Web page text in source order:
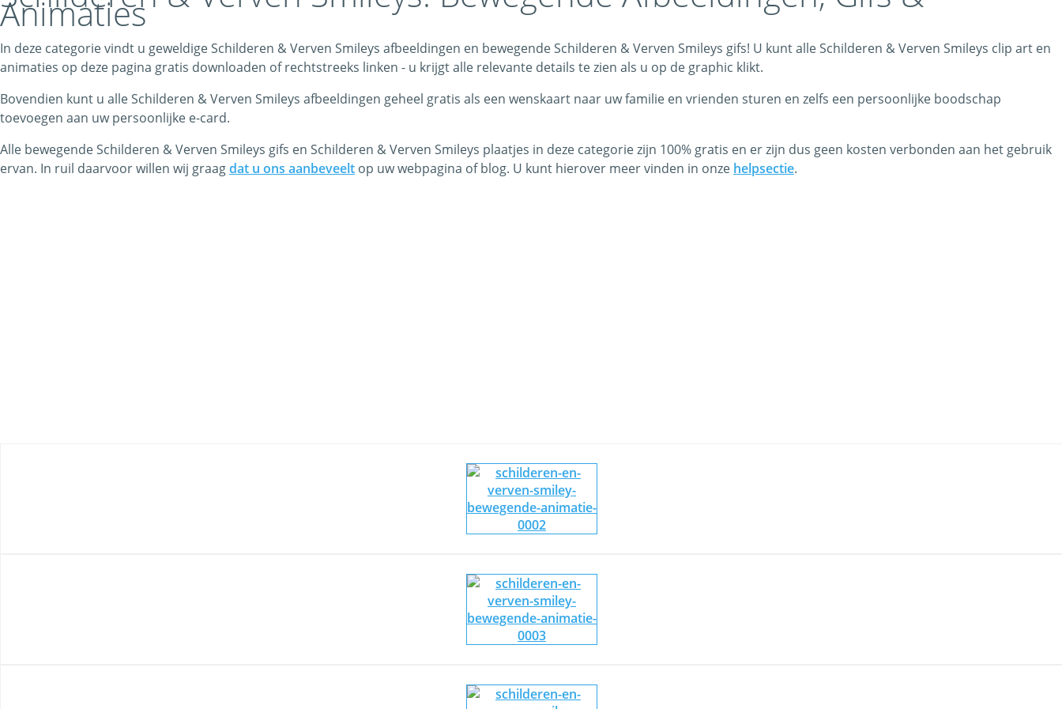
Animaties
In deze categorie vindt u geweldige Schilderen & Verven Smileys afbeeldingen en bewegende Schilderen & Verven Smileys gifs! U kunt alle Schilderen & Verven Smileys clip art en
animaties op deze pagina gratis downloaden of rechtstreeks linken - u krijgt alle relevante details te zien als u op de graphic klikt.
Bovendien kunt u alle Schilderen & Verven Smileys afbeeldingen geheel gratis als een wenskaart naar uw familie en vrienden sturen en zelfs een persoonlijke boodschap
toevoegen aan uw persoonlijke e-card.
Alle bewegende Schilderen & Verven Smileys gifs en Schilderen & Verven Smileys plaatjes in deze categorie zijn 100% gratis en er zijn dus geen kosten verbonden aan het gebruik
ervan. In ruil daarvoor willen wij graagdat u ons aanbeveelt op uw webpagina of blog. U kunt hierover meer vinden in onze helpsectie.